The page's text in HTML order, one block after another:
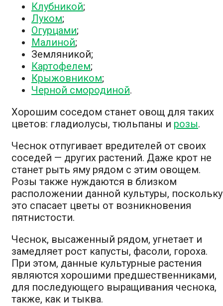
Клубникой;
Луком;
Огурцами;
Малиной;
Земляникой;
Картофелем;
Крыжовником;
Черной смородиной.
Хорошим соседом станет овощ для таких
цветов: гладиолусы, тюльпаны и розы.
Чеснок отпугивает вредителей от своих
соседей — других растений. Даже крот не
станет рыть яму рядом с этим овощем.
Розы также нуждаются в близком
расположении данной культуры, поскольку
это спасает цветы от возникновения
пятнистости.
Чеснок, высаженный рядом, угнетает и
замедляет рост капусты, фасоли, гороха.
При этом, данные культурные растения
являются хорошими предшественниками,
для последующего выращивания чеснока,
также, как и тыква.